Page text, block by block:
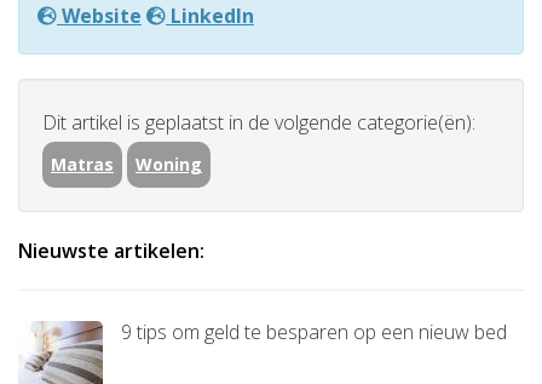
Website LinkedIn
Dit artikel is geplaatst in de volgende categorie(ën):
Matras Woning
Nieuwste artikelen:
9 tips om geld te besparen op een nieuw bed